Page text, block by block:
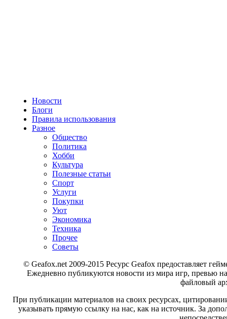
Новости
Блоги
Правила использования
Разное
Общество
Политика
Хобби
Культура
Полезные статьи
Спорт
Услуги
Покупки
Уют
Экономика
Техника
Прочее
Советы
© Geafox.net 2009-2015 Ресурс Geafox предоставляет
Ежедневно публикуются новости из мира игр, превью
файловый
При публикации материалов на своих ресурсах,
указывать прямую ссылку на нас, как на источник. За